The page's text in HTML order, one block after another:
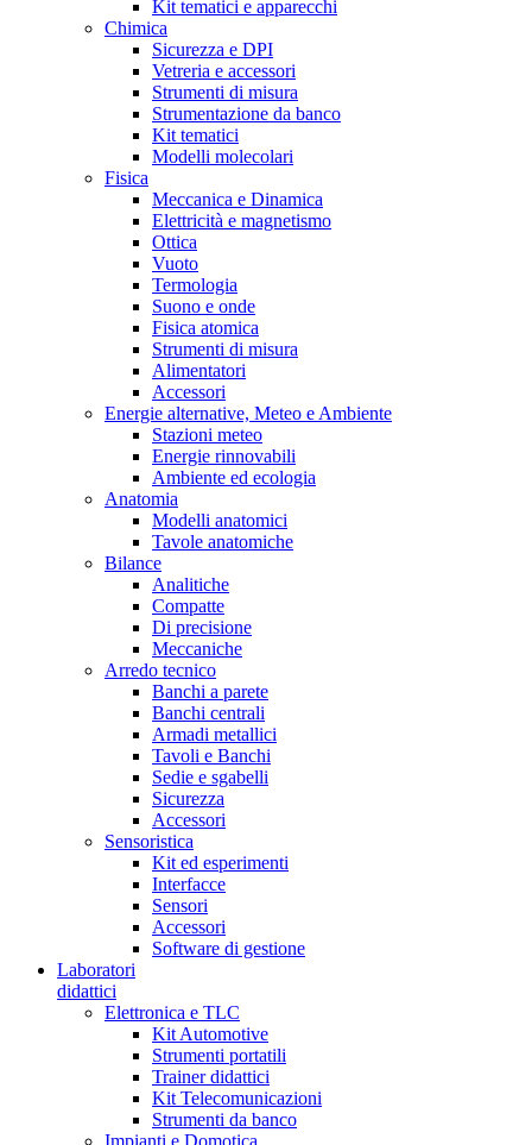
Kit tematici e apparecchi
Chimica
Sicurezza e DPI
Vetreria e accessori
Strumenti di misura
Strumentazione da banco
Kit tematici
Modelli molecolari
Fisica
Meccanica e Dinamica
Elettricità e magnetismo
Ottica
Vuoto
Termologia
Suono e onde
Fisica atomica
Strumenti di misura
Alimentatori
Accessori
Energie alternative, Meteo e Ambiente
Stazioni meteo
Energie rinnovabili
Ambiente ed ecologia
Anatomia
Modelli anatomici
Tavole anatomiche
Bilance
Analitiche
Compatte
Di precisione
Meccaniche
Arredo tecnico
Banchi a parete
Banchi centrali
Armadi metallici
Tavoli e Banchi
Sedie e sgabelli
Sicurezza
Accessori
Sensoristica
Kit ed esperimenti
Interfacce
Sensori
Accessori
Software di gestione
Laboratori
didattici
Elettronica e TLC
Kit Automotive
Strumenti portatili
Trainer didattici
Kit Telecomunicazioni
Strumenti da banco
Impianti e Domotica